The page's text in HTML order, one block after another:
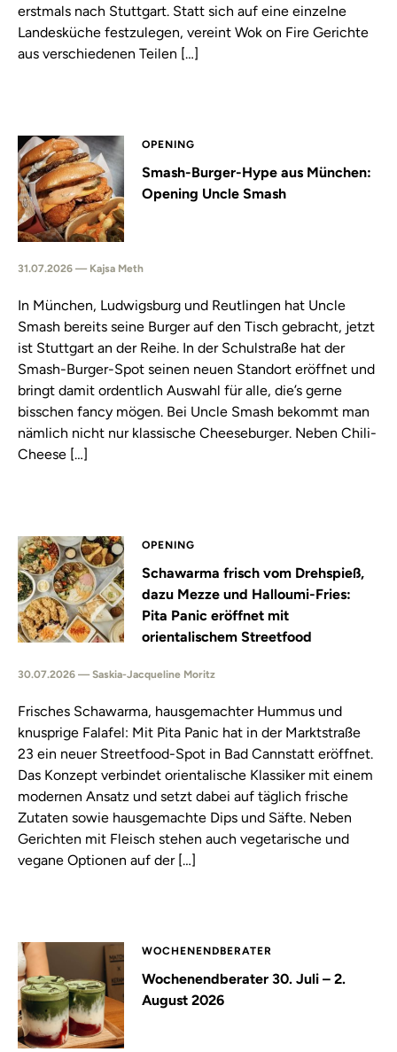
erstmals nach Stuttgart. Statt sich auf eine einzelne
Landesküche festzulegen, vereint Wok on Fire Gerichte
aus verschiedenen Teilen […]
OPENING
Smash-Burger-Hype aus München:
Opening Uncle Smash
31.07.2026 — Kajsa Meth
In München, Ludwigsburg und Reutlingen hat Uncle
Smash bereits seine Burger auf den Tisch gebracht, jetzt
ist Stuttgart an der Reihe. In der Schulstraße hat der
Smash-Burger-Spot seinen neuen Standort eröffnet und
bringt damit ordentlich Auswahl für alle, die’s gerne
bisschen fancy mögen. Bei Uncle Smash bekommt man
nämlich nicht nur klassische Cheeseburger. Neben Chili-
Cheese […]
OPENING
Schawarma frisch vom Drehspieß,
dazu Mezze und Halloumi-Fries:
Pita Panic eröffnet mit
orientalischem Streetfood
30.07.2026 — Saskia-Jacqueline Moritz
Frisches Schawarma, hausgemachter Hummus und
knusprige Falafel: Mit Pita Panic hat in der Marktstraße
23 ein neuer Streetfood-Spot in Bad Cannstatt eröffnet.
Das Konzept verbindet orientalische Klassiker mit einem
modernen Ansatz und setzt dabei auf täglich frische
Zutaten sowie hausgemachte Dips und Säfte. Neben
Gerichten mit Fleisch stehen auch vegetarische und
vegane Optionen auf der […]
WOCHENENDBERATER
Wochenendberater 30. Juli – 2.
August 2026